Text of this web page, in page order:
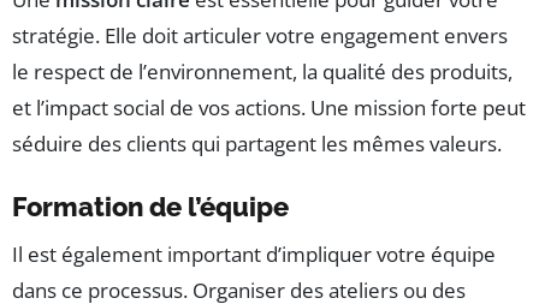
stratégie. Elle doit articuler votre engagement envers
le respect de l’environnement, la qualité des produits,
et l’impact social de vos actions. Une mission forte peut
séduire des clients qui partagent les mêmes valeurs.
Formation de l’équipe
Il est également important d’impliquer votre équipe
dans ce processus. Organiser des ateliers ou des